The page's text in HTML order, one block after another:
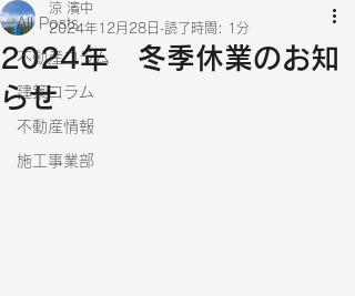
All Posts
不動産コラム
建築コラム
不動産情報
施工事業部
2024年 冬季休業のお知
らせ
涼 濱中
2024年12月28日 読了時間: 1分